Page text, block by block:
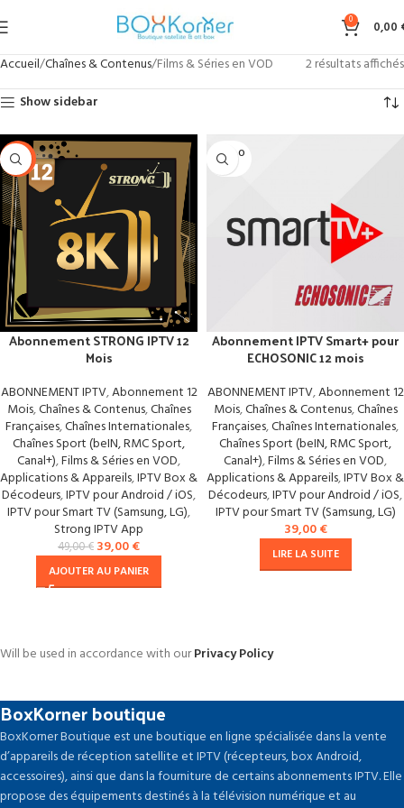
0 0,00
Accueil Chaînes & Contenus Films & Séries en VOD
2 résultats affichés
Show sidebar
-20%
Abonnement STRONG IPTV 12
Mois
ABONNEMENT IPTV,Abonnement 12
Mois,Chaînes & Contenus,Chaînes
Françaises,Chaînes Internationales,
Chaînes Sport (beIN, RMC Sport,
Canal+),Films & Séries en VOD,
Applications & Appareils,IPTV Box &
Décodeurs,IPTV pour Android / iOS,
IPTV pour Smart TV (Samsung, LG),
Strong IPTV App
49,00€ 39,00€
AJOUTER AU PANIER
SOLD O
UT
Abonnement IPTV Smart+ pour
ECHOSONIC 12 mois
ABONNEMENT IPTV,Abonnement 12
Mois,Chaînes & Contenus,Chaînes
Françaises,Chaînes Internationales,
Chaînes Sport (beIN, RMC Sport,
Canal+),Films & Séries en VOD,
Applications & Appareils,IPTV Box &
Décodeurs,IPTV pour Android / iOS,
IPTV pour Smart TV (Samsung, LG)
39,00€
LIRE LA SUITE
Will be used in accordance with ourPrivacy Policy
BoxKorner boutique
BoxKorner Boutique est une boutique en ligne spécialisée dans la vente
d’appareils de réception satellite et IPTV (récepteurs, box Android,
accessoires), ainsi que dans la fourniture de certains abonnements IPTV. Elle
propose des équipements destinés à la télévision numérique et au